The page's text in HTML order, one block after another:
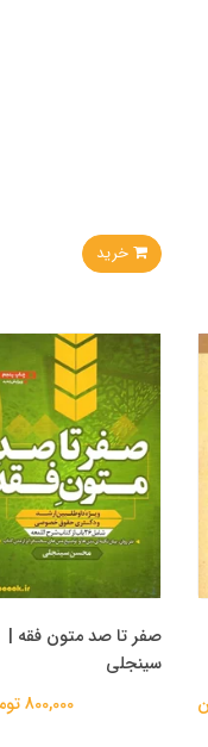
خرید
صفر تا صد متون فقه |
سینجلی
800,000 تومان